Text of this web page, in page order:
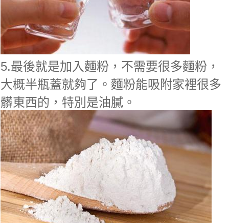
5.最後就是加入麵粉，不需要很多麵粉，
大概半瓶蓋就夠了。麵粉能吸附家裡很多
髒東西的，特別是油膩。